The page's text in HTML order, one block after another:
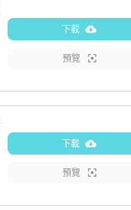
下載
預覽
下載
預覽